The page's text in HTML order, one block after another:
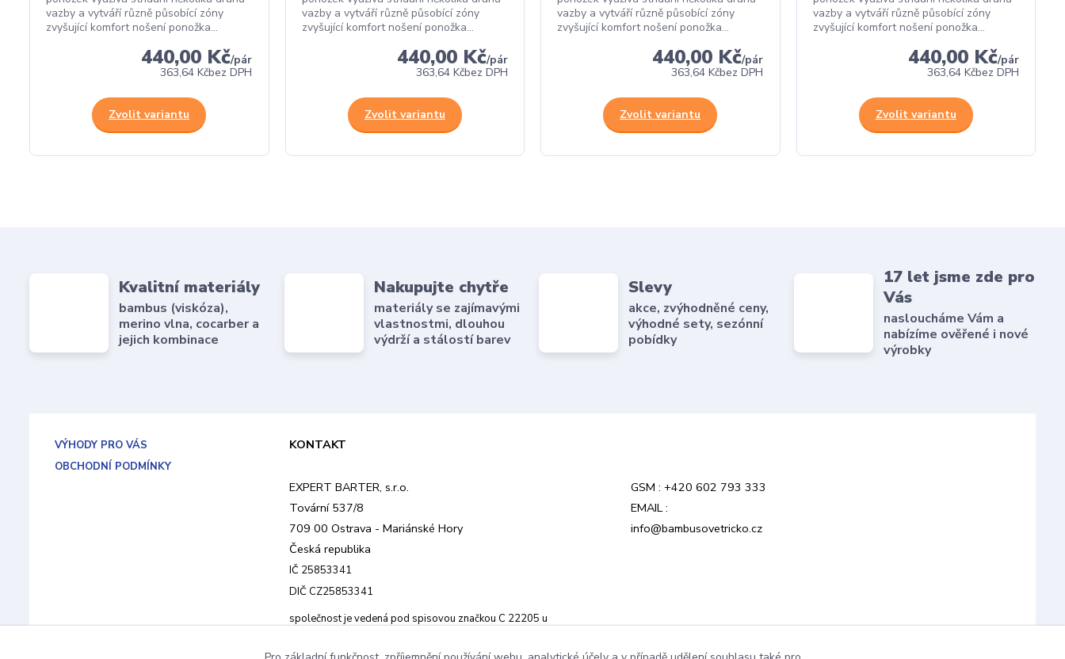
vazby a vytváří různě působící zóny
zvyšující komfort nošení ponožka...
440,00 Kč/pár
363,64 Kčbez DPH
Zvolit variantu
vazby a vytváří různě působící zóny
zvyšující komfort nošení ponožka...
440,00 Kč/pár
363,64 Kčbez DPH
Zvolit variantu
vazby a vytváří různě působící zóny
zvyšující komfort nošení ponožka...
440,00 Kč/pár
363,64 Kčbez DPH
Zvolit variantu
vazby a vytváří různě působící zóny
zvyšující komfort nošení ponožka...
440,00 Kč/pár
363,64 Kčbez DPH
Zvolit variantu
Kvalitní materiály
bambus (viskóza),
merino vlna, cocarber a
jejich kombinace
Nakupujte chytře
materiály se zajímavými
vlastnostmi, dlouhou
výdrží a stálostí barev
Slevy
akce, zvýhodněné ceny,
výhodné sety, sezónní
pobídky
17 let jsme zde pro
Vás
nasloucháme Vám a
nabízíme ověřené i nové
výrobky
VÝHODY PRO VÁS KONTAKT
OBCHODNÍ PODMÍNKY
EXPERT BARTER, s.r.o.
GSM : +420 602 793 333
Tovární 537/8
EMAIL :
709 00 Ostrava - Mariánské Hory
info@bambusovetricko.cz
Česká republika
IČ 25853341
DIČ CZ25853341
společnost je vedená pod spisovou značkou C 22205 u